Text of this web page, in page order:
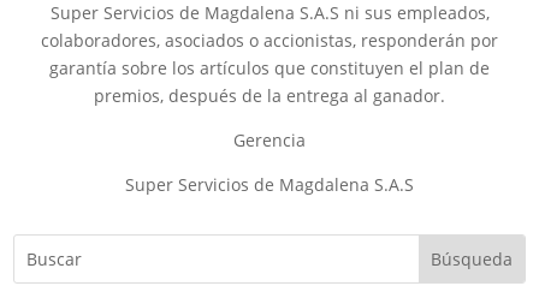
Super Servicios de Magdalena S.A.S ni sus empleados,
colaboradores, asociados o accionistas, responderán por
garantía sobre los artículos que constituyen el plan de
premios, después de la entrega al ganador.
Gerencia
Super Servicios de Magdalena S.A.S